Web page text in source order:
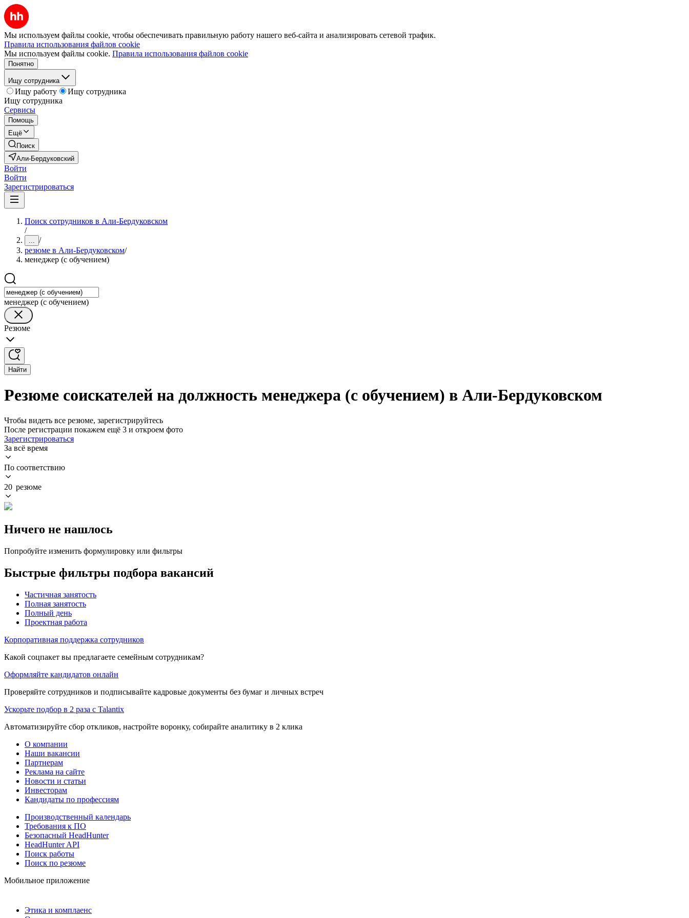
Мы используем файлы cookie, чтобы обеспечивать правильную работу нашего веб-сайта и анализировать сетевой трафик.
Правила использования файлов cookie
Мы используем файлы cookie. Правила использования файлов cookie
Понятно
Ищу сотрудника
Ищу работу
Ищу сотрудника
Ищу сотрудника
Сервисы
Помощь
Ещё
Поиск
Али-Бердуковский
Войти
Войти
Зарегистрироваться
Поиск сотрудников в Али-Бердуковском
/
... /
резюме в Али-Бердуковском/
менеджер (с обучением)
менеджер (с обучением)
Резюме
Найти
Резюме соискателей на должность менеджера (с обучением) в Али-Бердуковском
Чтобы видеть все резюме, зарегистрируйтесь
После регистрации покажем ещё 3 и откроем фото
Зарегистрироваться
За всё время
По соответствию
20 резюме
Ничего не нашлось
Попробуйте изменить формулировку или фильтры
Быстрые фильтры подбора вакансий
Частичная занятость
Полная занятость
Полный день
Проектная работа
Корпоративная поддержка сотрудников
Какой соцпакет вы предлагаете семейным сотрудникам?
Оформляйте кандидатов онлайн
Проверяйте сотрудников и подписывайте кадровые документы без бумаг и личных встреч
Ускорьте подбор в 2 раза с Talantix
Автоматизируйте сбор откликов, настройте воронку, собирайте аналитику в 2 клика
О компании
Наши вакансии
Партнерам
Реклама на сайте
Новости и статьи
Инвесторам
Кандидаты по профессиям
Производственный календарь
Требования к ПО
Безопасный HeadHunter
HeadHunter API
Поиск работы
Поиск по резюме
Мобильное приложение
Этика и комплаенс